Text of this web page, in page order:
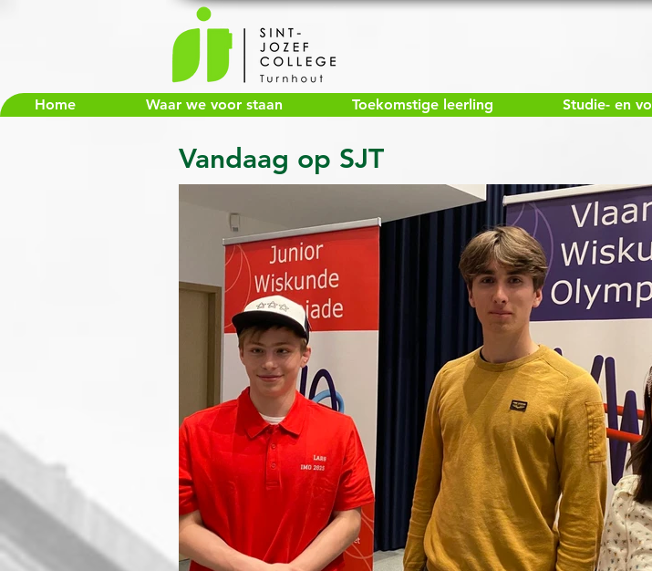
Home Waar we voor staan Toekomstige leerling Studie- en
Vandaag op SJT